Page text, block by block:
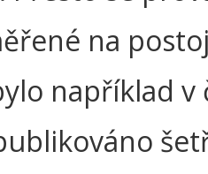
na
například v